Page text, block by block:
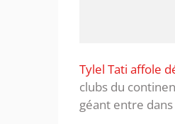
Tylel Tati affole
clubs du
géant entre